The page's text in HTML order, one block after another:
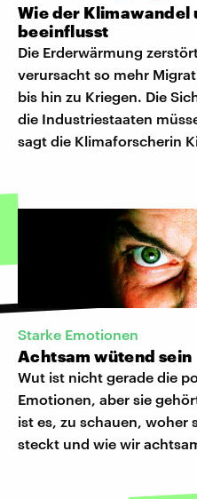
Wie der Klimawandel
beeinflusst
Die Erderwärmung
verursacht so mehr
bis hin zu Kriegen. Die
die Industriestaaten
sagt die Klimaforscherin
Starke Emotionen
Achtsam wütend sein
Wut ist nicht gerade die
Emotionen, aber sie
ist es, zu schauen, woher
steckt und wie wir